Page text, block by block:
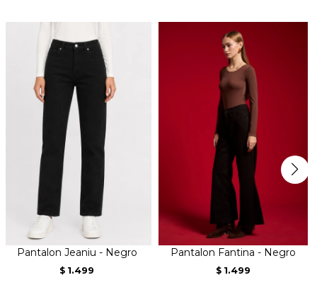
Pantalon Jeaniu - Negro
$ 1.499
Pantalon Fantina - Negro
$ 1.499